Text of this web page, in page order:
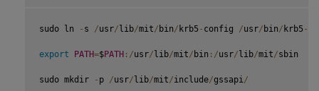
sudo ln - s /usr/lib/mit/ bin/ krb5 - config /usr/ bin/ krb5 -
export PATH=$PATH : /usr/lib/mit/ bin : /usr/lib/mit/sbin
sudo mkdir - p /usr/lib/mit/include/gssapi /